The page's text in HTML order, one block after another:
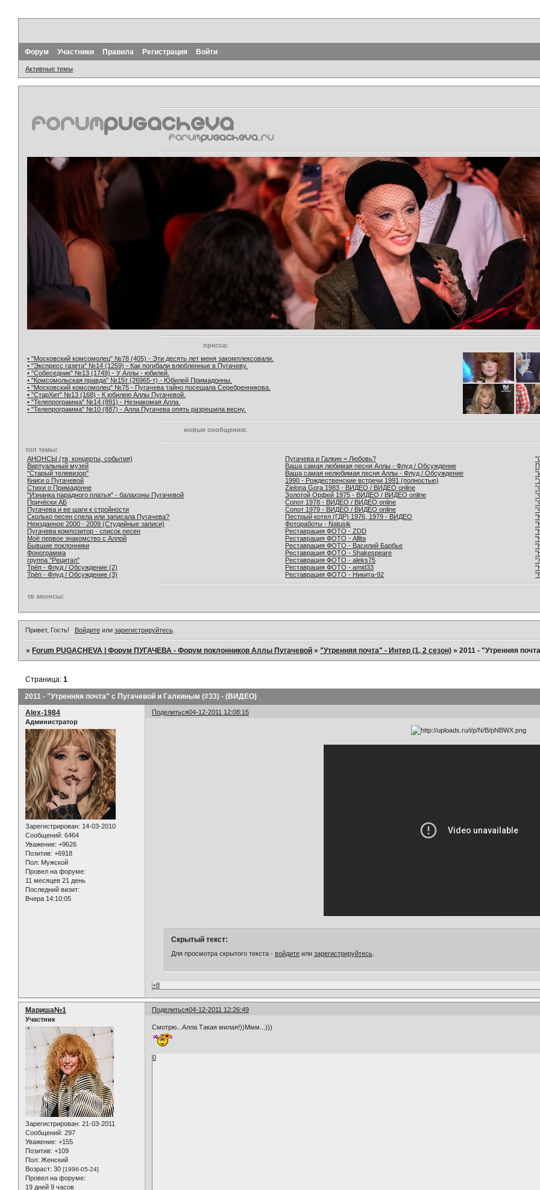
Форум Участники Правила Регистрация Войти
Активные темы
пресса:
• "Московский комсомолец" №78 (405) - Эти десять лет меня закомплексовали.
• "Экспресс газета" №14 (1259) - Как погибали влюбленные в Пугачеву.
• "Собеседник" №13 (1749) - У Аллы - юбилей.
• "Комсомольская правда" №15т (26965-т) - Юбилей Примадонны.
• "Московский комсомолец" №75 - Пугачева тайно посещала Серебренникова.
• "СтарХит" №13 (168) - К юбилею Аллы Пугачевой.
• "Телепрограмма" №14 (891) - Незнакомая Алла.
• "Телепрограмма" №10 (887) - Алла Пугачева опять разрешила весну.
новые сообщения:
топ темы:
АНОНСЫ (тв, концерты, события)
Виртуальный музей
"Старый телевизор"
Книги о Пугачевой
Стихи о Примадонне
"Изнанка парадного платья" - балахоны Пугачевой
Причёски АБ
Пугачева и ее шаги к стройности
Сколько песен спела или записала Пугачева?
Неизданное 2000 - 2009 (Студийные записи)
Пугачева композитор - список песен
Моё первое знакомство с Аллой
Бывшие поклонники
Фонограмма
группа "Рецитал"
Трёп - Флуд / Обсуждение (2)
Трёп - Флуд / Обсуждение (3)
Пугачева и Галкин = Любовь?
Ваша самая любимая песня Аллы - Флуд / Обсуждение
Ваша самая нелюбимая песня Аллы - Флуд / Обсуждение
1990 - Рождественские встречи 1991 (полностью)
Zielona Gora 1983 - ВИДЕО / ВИДЕО online
Золотой Орфей 1975 - ВИДЕО / ВИДЕО online
Сопот 1978 - ВИДЕО / ВИДЕО online
Сопот 1979 - ВИДЕО / ВИДЕО online
Пестрый котел (ГДР) 1976, 1979 - ВИДЕО
Фотоработы - Natusik
Реставрация ФОТО - ZDD
Реставрация ФОТО - Allita
Реставрация ФОТО - Василий Барбье
Реставрация ФОТО - Shakespeare
Реставрация ФОТО - aleks75
Реставрация ФОТО - amid33
Реставрация ФОТО - Никита-92
тв анонсы:
Привет, Гость! Войдитеили зарегистрируйтесь.
»Forum PUGACHEVA | Форум ПУГАЧЕВА - Форум поклонников Аллы Пугачевой »"Утренняя почта" - Интер (1, 2 сезон) »2011 - "Утренняя
2011 - "Утренняя почта" с Пугачевой и Галкиным (#33) - (ВИДЕО)
Страница:1
Поделиться04-12-2011 12:08:15
Alex-1984
Администратор
Зарегистрирован: 14-03-2010
Сообщений: 6464
Уважение: +9626
Позитив: +6918
Пол: Мужской
Провел на форуме:
11 месяцев 21 день
Последний визит:
Вчера 14:10:05
Скрытый текст:
Для просмотра скрытого текста - войдитеили зарегистрируйтесь.
+8
Поделиться04-12-2011 12:26:49
Мариша№1
Участник
Зарегистрирован: 21-03-2011
Сообщений: 297
Уважение: +155
Позитив: +109
Пол: Женский
Возраст: 30 [1996-05-24]
Провел на форуме:
19 дней 9 часов
Смотрю...Алла Такая милая!))Ммм...)))
0